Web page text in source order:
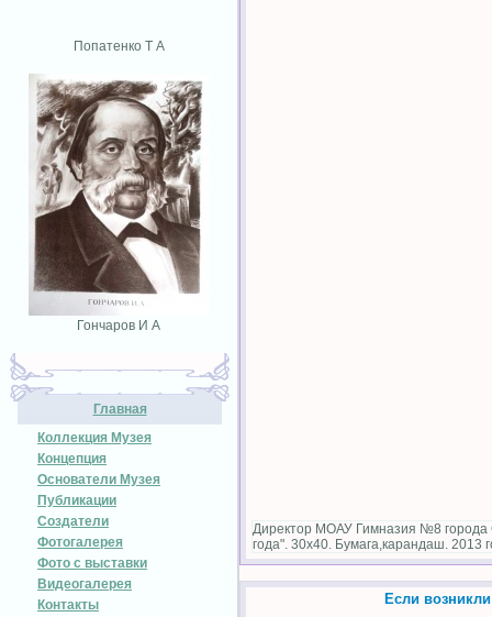
Попатенко Т А
Гончаров И А
Главная
Коллекция Музея
Концепция
Основатели Музея
Публикации
Создатели
Фотогалерея
Фото с выставки
Видеогалерея
Контакты
Директор МОАУ Гимназия №8 города
года". 30х40. Бумага,карандаш. 2013
Если